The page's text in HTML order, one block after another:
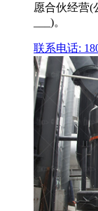
愿合伙经营(
___)。
联系电话: